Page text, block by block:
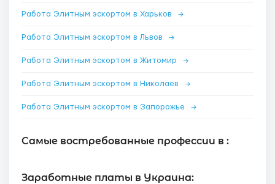
Работа Элитным эскортом в Харьков →
Работа Элитным эскортом в Львов →
Работа Элитным эскортом в Житомир →
Работа Элитным эскортом в Николаев →
Работа Элитным эскортом в Запорожье →
Самые востребованные профессии в :
Заработные платы в Украина: